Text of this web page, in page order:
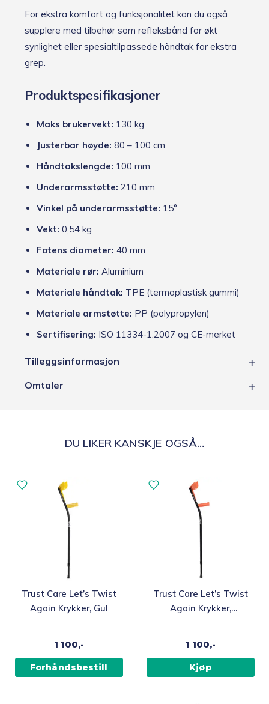
For ekstra komfort og funksjonalitet kan du også
supplere med tilbehør som refleksbånd for økt
synlighet eller spesialtilpassede håndtak for ekstra
grep.
Produktspesifikasjoner
Maks brukervekt: 130 kg
Justerbar høyde: 80 – 100 cm
Håndtakslengde: 100 mm
Underarmsstøtte: 210 mm
Vinkel på underarmsstøtte: 15°
Vekt: 0,54 kg
Fotens diameter: 40 mm
Materiale rør: Aluminium
Materiale håndtak: TPE (termoplastisk gummi)
Materiale armstøtte: PP (polypropylen)
Sertifisering: ISO 11334-1:2007 og CE-merket
Tilleggsinformasjon
Omtaler
DU LIKER KANSKJE OGSÅ…
Trust Care Let’s Twist
Again Krykker, Gul
1 100,-
Forhåndsbestill
Trust Care Let’s Twist
Again Krykker,
1 100,-
Kjøp